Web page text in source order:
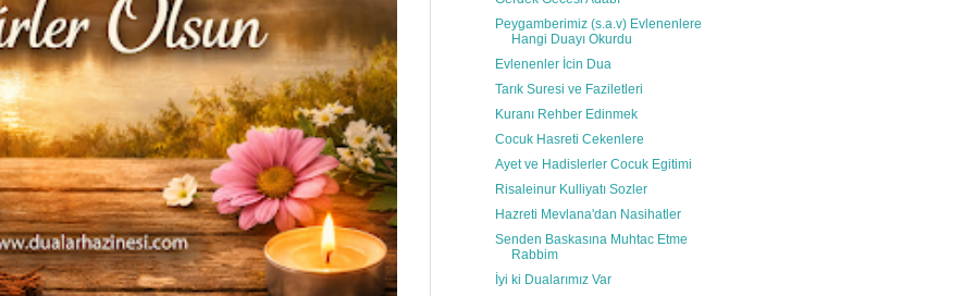
Peygamberimiz (s.a.v) Evlenenlere
Hangi Duayı Okurdu
Evlenenler İcin Dua
Tarık Suresi ve Faziletleri
Kuranı Rehber Edinmek
Cocuk Hasreti Cekenlere
Ayet ve Hadislerler Cocuk Egitimi
Risaleinur Kulliyatı Sozler
Hazreti Mevlana'dan Nasihatler
Senden Baskasına Muhtac Etme
Rabbim
İyi ki Dualarımız Var